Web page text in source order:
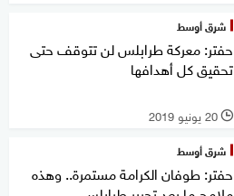
شرق أوسط
حفتر: معركة طرابلس لن تتوقف حتى
تحقيق كل أهدافها
l 20 يونيو 2019
شرق أوسط
حفتر: طوفان الكرامة مستمرة.. وهذه